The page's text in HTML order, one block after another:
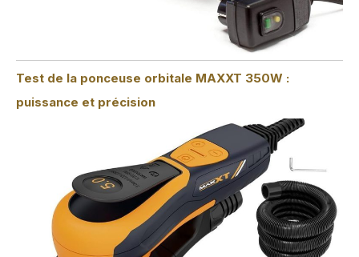
Test de la ponceuse orbitale MAXXT 350W :
puissance et précision